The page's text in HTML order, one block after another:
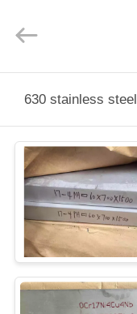
उत्पादों
वीडियो
हमारे
बारे
Co.,
Reserved.
630 stainless steel